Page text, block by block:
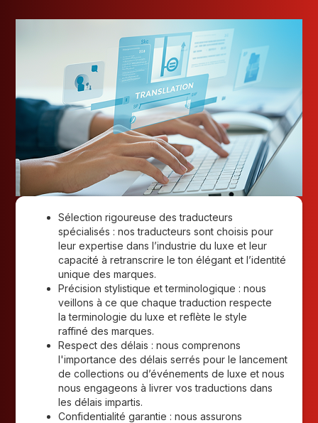
Sélection rigoureuse des traducteurs
spécialisés : nos traducteurs sont choisis pour
leur expertise dans l’industrie du luxe et leur
capacité à retranscrire le ton élégant et l’identité
unique des marques.
Précision stylistique et terminologique : nous
veillons à ce que chaque traduction respecte
la terminologie du luxe et reflète le style
raffiné des marques.
Respect des délais : nous comprenons
l'importance des délais serrés pour le lancement
de collections ou d’événements de luxe et nous
nous engageons à livrer vos traductions dans
les délais impartis.
Confidentialité garantie : nous assurons